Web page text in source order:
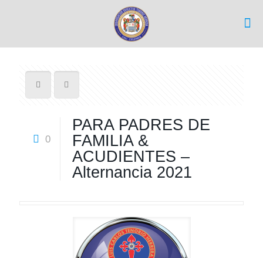
0
PARA PADRES DE
FAMILIA &
ACUDIENTES –
Alternancia 2021